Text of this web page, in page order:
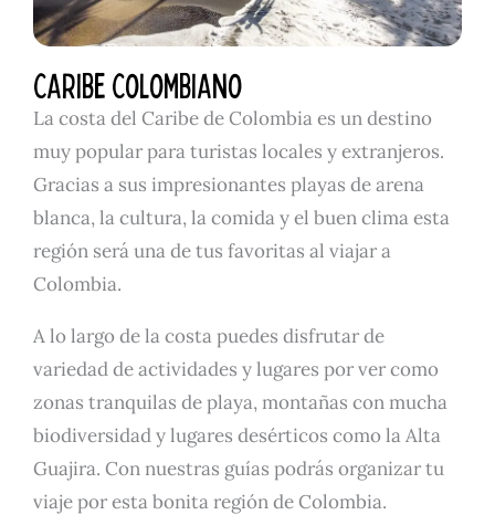
CARIBE COLOMBIANO
La costa del Caribe de Colombia es un destino
muy popular para turistas locales y extranjeros.
Gracias a sus impresionantes playas de arena
blanca, la cultura, la comida y el buen clima esta
región será una de tus favoritas al viajar a
Colombia.
A lo largo de la costa puedes disfrutar de
variedad de actividades y lugares por ver como
zonas tranquilas de playa, montañas con mucha
biodiversidad y lugares desérticos como la Alta
Guajira. Con nuestras guías podrás organizar tu
viaje por esta bonita región de Colombia.